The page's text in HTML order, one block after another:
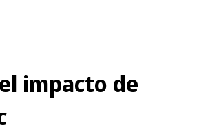
impacto de